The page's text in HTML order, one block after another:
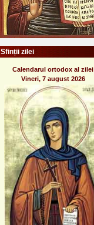
Sfinții zilei
Calendarul ortodox al zilei
Vineri, 7 august 2026